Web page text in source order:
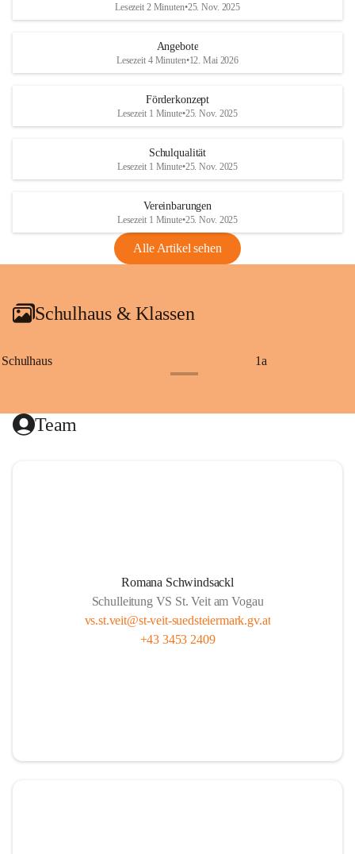
Lesezeit 2 Minuten•25. Nov. 2025
Angebote
Lesezeit 4 Minuten•12. Mai 2026
Förderkonzept
Lesezeit 1 Minute•25. Nov. 2025
Schulqualität
Lesezeit 1 Minute•25. Nov. 2025
Vereinbarungen
Lesezeit 1 Minute•25. Nov. 2025
Alle Artikel sehen
Schulhaus & Klassen
Schulhaus 1a
Team
Romana Schwindsackl
Schulleitung VS St. Veit am Vogau
vs.st.veit@st-veit-suedsteiermark.gv.at
+43 3453 2409